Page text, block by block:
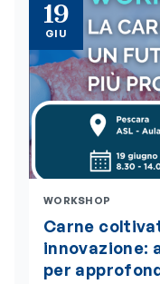
19
GIU
WORKSHOP
Carne
innovazione:
per